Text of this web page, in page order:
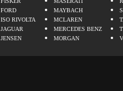
FORD
ISO RIVOLTA
JAGUAR
JENSEN
MAYBACH
MCLAREN
MERCEDES BENZ
MORGAN